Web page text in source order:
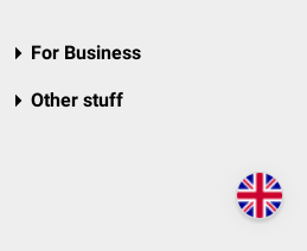
For Business
Other stuff